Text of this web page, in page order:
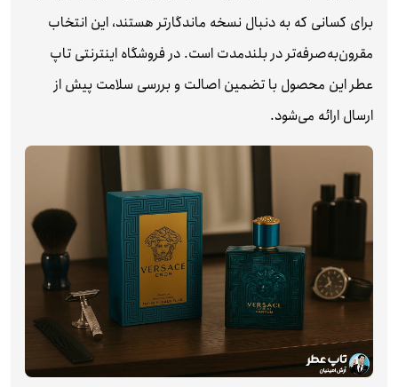
برای کسانی که به دنبال نسخه ماندگارتر هستند، این انتخاب
مقرون‌به‌صرفه‌تر در بلندمدت است. در فروشگاه اینترنتی تاپ
عطر این محصول با تضمین اصالت و بررسی سلامت پیش از
ارسال ارائه می‌شود.